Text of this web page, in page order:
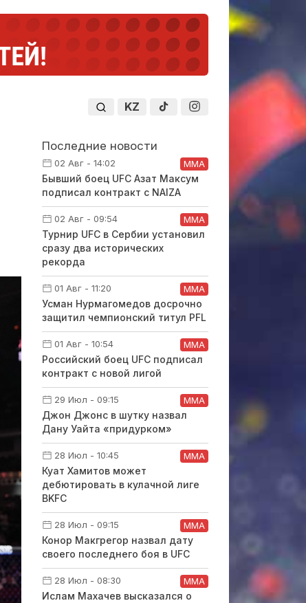
KZ
Последние новости
02 Авг - 14:02 ММА
Бывший боец UFC Азат Максум
подписал контракт с NAIZA
02 Авг - 09:54 ММА
Турнир UFC в Сербии установил
сразу два исторических
рекорда
01 Авг - 11:20 ММА
Усман Нурмагомедов досрочно
защитил чемпионский титул PFL
01 Авг - 10:54 ММА
Российский боец UFC подписал
контракт с новой лигой
29 Июл - 09:15 ММА
Джон Джонс в шутку назвал
Дану Уайта «придурком»
28 Июл - 10:45 ММА
Куат Хамитов может
дебютировать в кулачной лиге
BKFC
28 Июл - 09:15 ММА
Конор Макгрегор назвал дату
своего последнего боя в UFC
28 Июл - 08:30 ММА
Ислам Махачев высказался о